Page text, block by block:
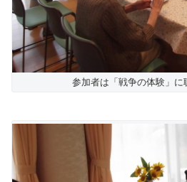
参加者は「戦争の体験」に